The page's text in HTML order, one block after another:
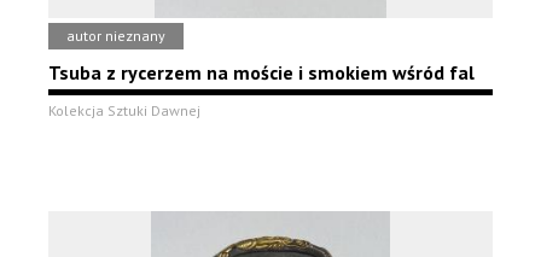
autor nieznany
Tsuba z rycerzem na moście i smokiem wśród fal
Kolekcja Sztuki Dawnej